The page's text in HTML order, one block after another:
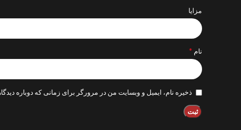
مزایا
نام *
ذخیره نام، ایمیل و وبسایت من در مرورگر برای زمانی که دوباره